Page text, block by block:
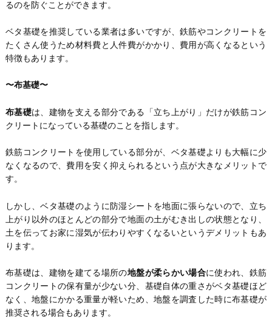
るのを防ぐことができます。
ベタ基礎を推奨している業者は多いですが、鉄筋やコンクリートを
たくさん使うため材料費と人件費がかかり、費用が高くなるという
特徴もあります。
〜布基礎〜
布基礎は、建物を支える部分である「立ち上がり」だけが鉄筋コン
クリートになっている基礎のことを指します。
鉄筋コンクリートを使用している部分が、ベタ基礎よりも大幅に少
なくなるので、費用を安く抑えられるという点が大きなメリットで
す。
しかし、ベタ基礎のように防湿シートを地面に張らないので、立ち
上がり以外のほとんどの部分で地面の土がむき出しの状態となり、
土を伝ってお家に湿気が伝わりやすくなるいというデメリットもあ
ります。
布基礎は、建物を建てる場所の地盤が柔らかい場合に使われ、鉄筋
コンクリートの保有量が少ない分、基礎自体の重さがベタ基礎ほど
なく、地盤にかかる重量が軽いため、地盤を調査した時に布基礎が
推奨される場合もあります。